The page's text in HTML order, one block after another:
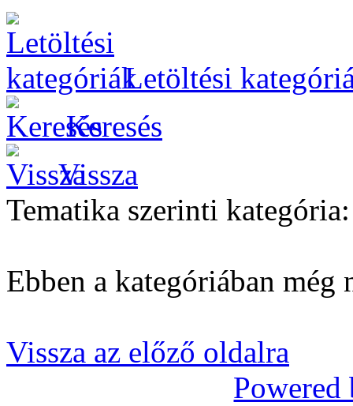
Letöltési
Keresés
Vissza
Tematika szerinti
Ebben a kategóriában
Vissza az előző oldalra